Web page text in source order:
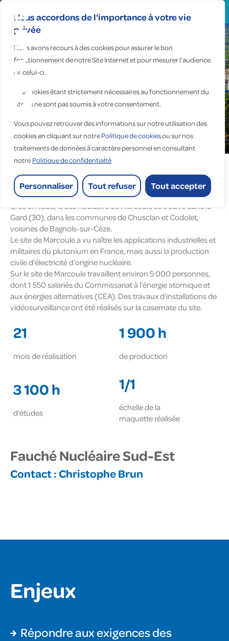
Nous accordons de l'importance à votre vie
privée
Nous avons recours à des cookies pour assurer le bon
fonctionnement de notre Site Internet et pour mesurer l’audience
de celui-ci.
Ces cookies étant strictement nécessaires au fonctionnement du
site, ils ne sont pas soumis à votre consentement.
Vous pouvez retrouver des informations sur notre utilisation des
cookies en cliquant sur notrePolitique de cookiesou sur nos
traitements de données à caractère personnel en consultant
notre Politique de confidentialté
Personnaliser Tout refuser Tout accepter
Chusclan | Occitanie
CEA de Marcoule
Installations électriques
pour un centre de
recherches nucléaire
Accueil Réalisations
Installations électriques pour un centre de recherches
nucléaire
Créé en 1956, le site nucléaire de Marcoule se trouve dans le
Gard (30), dans les communes de Chusclan et Codolet,
voisines de Bagnols-sur-Cèze.
Le site de Marcoule a vu naître les applications industrielles et
militaires du plutonium en France, mais aussi la production
civile d’électricité d’origine nucléaire.
Sur le site de Marcoule travaillent environ 5 000 personnes,
dont 1 550 salariés du Commissariat à l’énergie atomique et
aux énergies alternatives (CEA). Des travaux d’installations de
vidéosurveillance ont été réalisés sur la casemate du site.
21
mois de réalisation
1 900 h
de production
3 100 h
d'études
1/1
échelle de la
maquette réalisée
Fauché Nucléaire Sud-Est
Contact :Christophe Brun
Enjeux
Répondre aux exigences des